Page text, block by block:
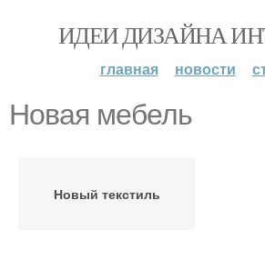
ИДЕИ ДИЗАЙНА
главная новости
Новая мебель
Новый текстиль